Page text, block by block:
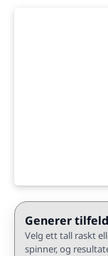
Generer
Velg ett tall raskt
spinner, og